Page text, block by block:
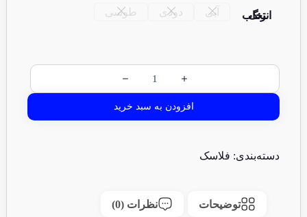
انتخاب رنگ آبی دودی طوسی
افزودن به سبد خرید
دسته‌بندی: فلاسک
توضیحات نظرات (0)